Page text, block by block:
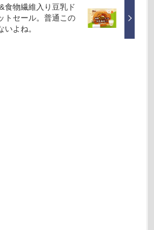
食物繊維入り豆乳ド
トセール。普通この
よね。